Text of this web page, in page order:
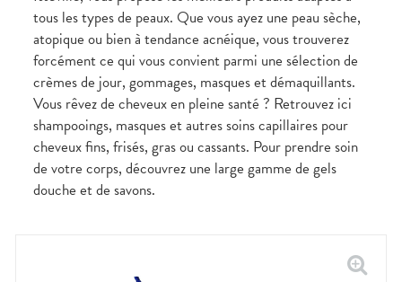
tous les types de peaux. Que vous ayez une peau sèche,
atopique ou bien à tendance acnéique, vous trouverez
forcément ce qui vous convient parmi une sélection de
crèmes de jour, gommages, masques et démaquillants.
Vous rêvez de cheveux en pleine santé ? Retrouvez ici
shampooings, masques et autres soins capillaires pour
cheveux fins, frisés, gras ou cassants. Pour prendre soin
de votre corps, découvrez une large gamme de gels
douche et de savons.